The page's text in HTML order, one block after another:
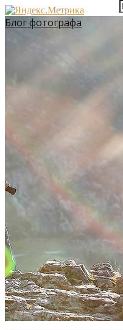
Блог фотографа